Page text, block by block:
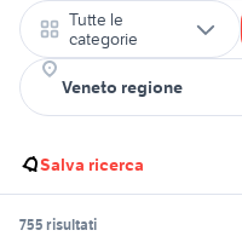
Tutte le
categorie
Salva ricerca
755 risultati